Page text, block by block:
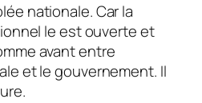
nationale. Car la
le est ouverte et
avant entre
et le gouvernement. Il